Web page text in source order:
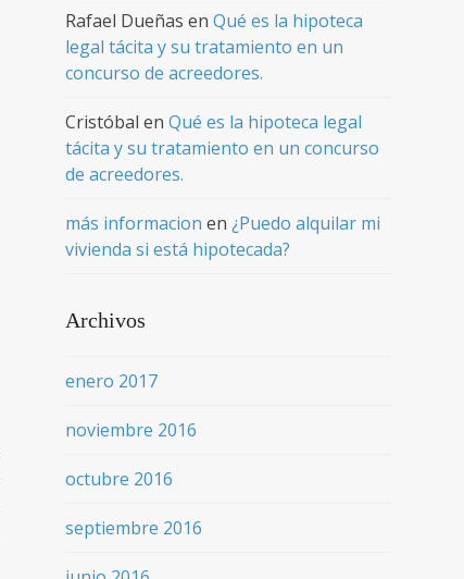
Rafael Dueñas en Qué es la hipoteca
legal tácita y su tratamiento en un
concurso de acreedores.
Cristóbal en Qué es la hipoteca legal
tácita y su tratamiento en un concurso
de acreedores.
más informacion en ¿Puedo alquilar mi
vivienda si está hipotecada?
Archivos
enero 2017
noviembre 2016
octubre 2016
septiembre 2016